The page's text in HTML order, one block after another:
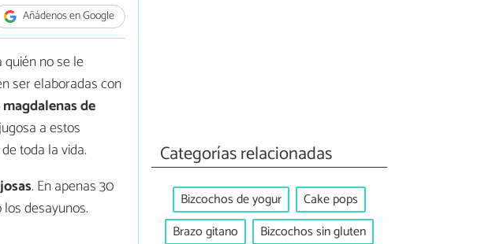
Añádenos en Google
no se le
ser elaboradas con
de
a estos
toda la vida.
. En apenas 30
desayunos.
Categorías relacionadas
Bizcochos de yogur
Cake pops
Brazo gitano
Bizcochos sin gluten